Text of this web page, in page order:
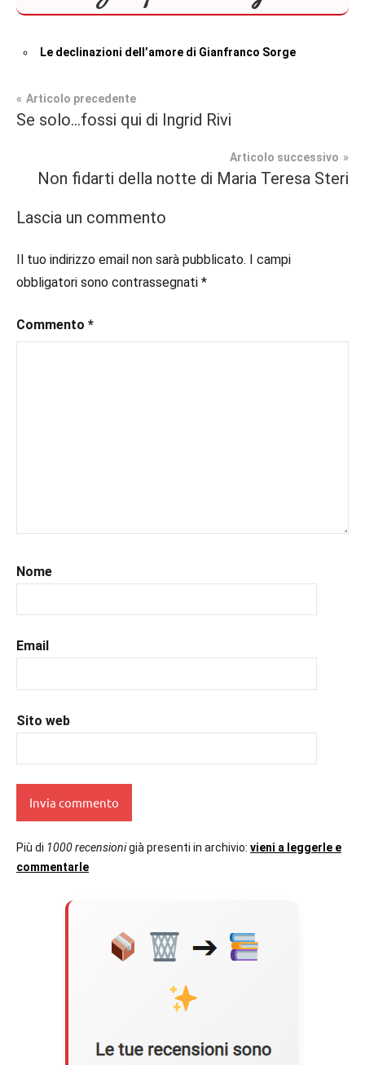
Le declinazioni dell’amore di Gianfranco Sorge
Tag
#bloggerlife,
#booklover,
#ebook
#instalibri,
#italianblogger
Narrativa
Navigazione
Articolo precedente
Se solo…fossi qui di Ingrid Rivi
Articolo successivo
Non fidarti della notte di Maria Teresa Steri
Lascia un commento
Il tuo indirizzo email non sarà pubblicato. I campi
obbligatori sono contrassegnati *
Commento *
Nome
Email
Sito web
Più di 1000 recensionigià presenti in archivio: vieni a leggerle e
commentarle